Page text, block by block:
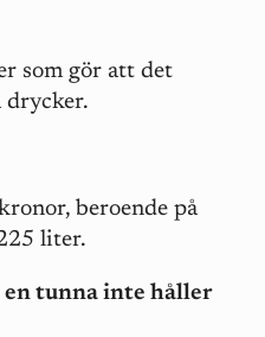
som gör att det
drycker.
beroende på
liter.
tunna inte håller